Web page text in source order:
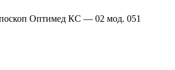
Оптимед КС — 02 мод. 051